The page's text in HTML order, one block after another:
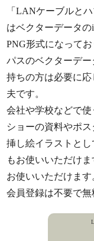
「LANケーブルと
はベクターデータ
PNG形式になってお
パスのベクターデー
持ちの方は必要に
夫です。
会社や学校などで
ショーの資料やポ
挿し絵イラストと
もお使いいただけ
お使いいただけます
会員登録は不要で無